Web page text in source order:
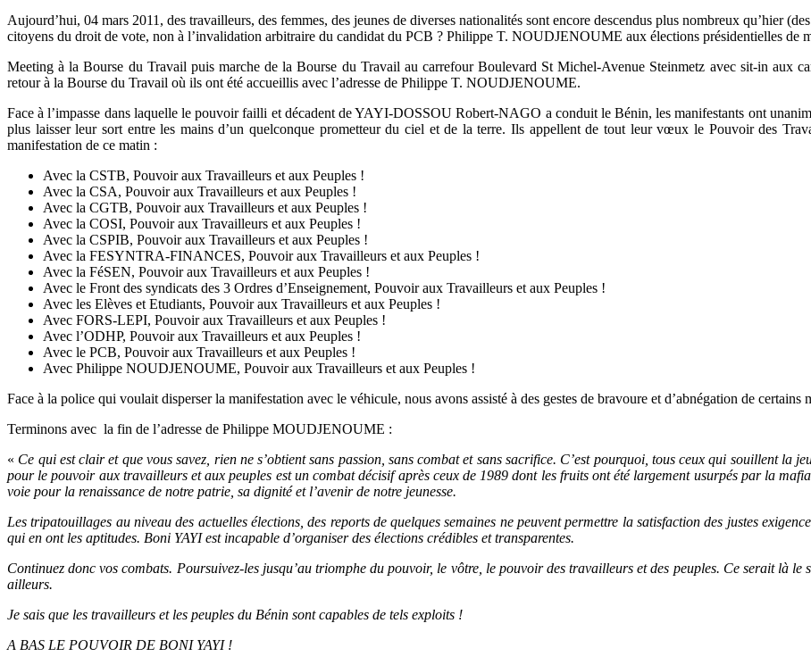
Aujourd’hui, 04 mars 2011, des travailleurs, des femmes, des jeunes de diverses nationalités sont encore descendus plus nombreux qu’hier
citoyens du droit de vote, non à l’invalidation arbitraire du candidat du PCB ? Philippe T. NOUDJENOUME aux élections présidentielles de
Meeting à la Bourse du Travail puis marche de la Bourse du Travail au carrefour Boulevard St Michel-Avenue Steinmetz avec sit-in aux
retour à la Bourse du Travail où ils ont été accueillis avec l’adresse de Philippe T. NOUDJENOUME.
Face à l’impasse dans laquelle le pouvoir failli et décadent de YAYI-DOSSOU Robert-NAGO a conduit le Bénin, les manifestants ont
plus laisser leur sort entre les mains d’un quelconque prometteur du ciel et de la terre. Ils appellent de tout leur vœux le Pouvoir des
manifestation de ce matin :
Avec la CSTB, Pouvoir aux Travailleurs et aux Peuples !
Avec la CSA, Pouvoir aux Travailleurs et aux Peuples !
Avec la CGTB, Pouvoir aux Travailleurs et aux Peuples !
Avec la COSI, Pouvoir aux Travailleurs et aux Peuples !
Avec la CSPIB, Pouvoir aux Travailleurs et aux Peuples !
Avec la FESYNTRA-FINANCES, Pouvoir aux Travailleurs et aux Peuples !
Avec la FéSEN, Pouvoir aux Travailleurs et aux Peuples !
Avec le Front des syndicats des 3 Ordres d’Enseignement, Pouvoir aux Travailleurs et aux Peuples !
Avec les Elèves et Etudiants, Pouvoir aux Travailleurs et aux Peuples !
Avec FORS-LEPI, Pouvoir aux Travailleurs et aux Peuples !
Avec l’ODHP, Pouvoir aux Travailleurs et aux Peuples !
Avec le PCB, Pouvoir aux Travailleurs et aux Peuples !
Avec Philippe NOUDJENOUME, Pouvoir aux Travailleurs et aux Peuples !
Face à la police qui voulait disperser la manifestation avec le véhicule, nous avons assisté à des gestes de bravoure et d’abnégation de certains
Terminons avec la fin de l’adresse de Philippe MOUDJENOUME :
« Ce qui est clair et que vous savez, rien ne s’obtient sans passion, sans combat et sans sacrifice. C’est pourquoi, tous ceux qui souillent la
pour le pouvoir aux travailleurs et aux peuples est un combat décisif après ceux de 1989 dont les fruits ont été largement usurpés par la
voie pour la renaissance de notre patrie, sa dignité et l’avenir de notre jeunesse.
Les tripatouillages au niveau des actuelles élections, des reports de quelques semaines ne peuvent permettre la satisfaction des justes
qui en ont les aptitudes. Boni YAYI est incapable d’organiser des élections crédibles et transparentes.
Continuez donc vos combats. Poursuivez-les jusqu’au triomphe du pouvoir, le vôtre, le pouvoir des travailleurs et des peuples. Ce serait là
ailleurs.
Je sais que les travailleurs et les peuples du Bénin sont capables de tels exploits !
A BAS LE POUVOIR DE BONI YAYI !